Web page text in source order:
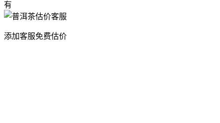
有
添加客服免费估价